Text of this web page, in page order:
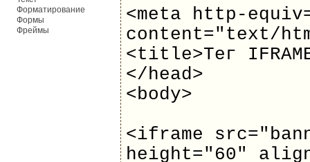
Форматирование
Формы
Фреймы
<meta http-
content="text/
<title>Тег
</head>
<body>
<iframe
height="60"